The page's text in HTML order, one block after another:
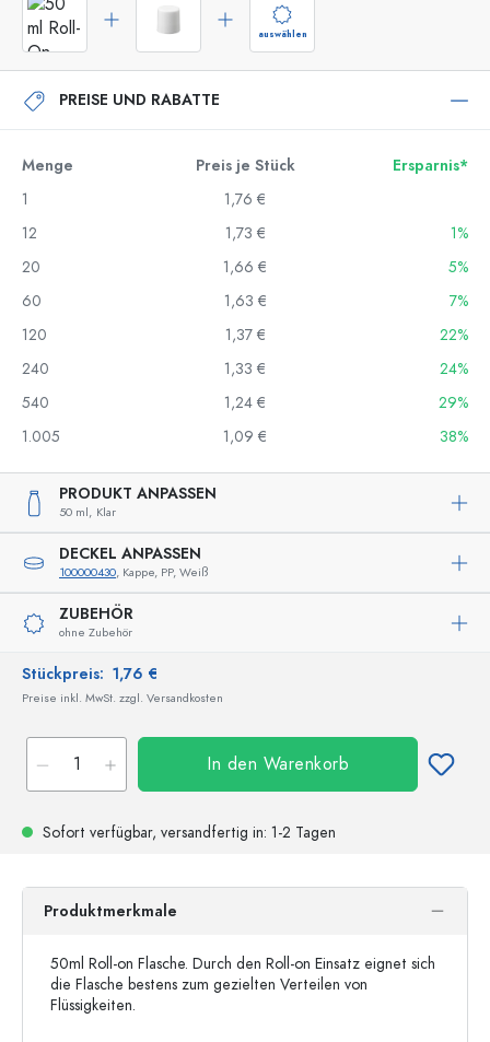
auswählen
PREISE UND RABATTE
Menge Preis je Stück
Ersparnis*
1
1,76 €
12
1,73 €
1%
20
1,66 €
5%
60
1,63 €
7%
120
1,37 €
22%
240
1,33 €
24%
540
1,24 €
29%
1.005
1,09 € 38%
PRODUKT ANPASSEN
50 ml, Klar
DECKEL ANPASSEN
100000430, Kappe, PP, Weiß
ZUBEHÖR
ohne Zubehör
Stückpreis: 1,76 €
Preise inkl. MwSt. zzgl. Versandkosten
In den Warenkorb
Sofort verfügbar, versandfertig in: 1-2 Tagen
Produktmerkmale
50ml Roll-on Flasche. Durch den Roll-on Einsatz eignet sich
die Flasche bestens zum gezielten Verteilen von
Flüssigkeiten.